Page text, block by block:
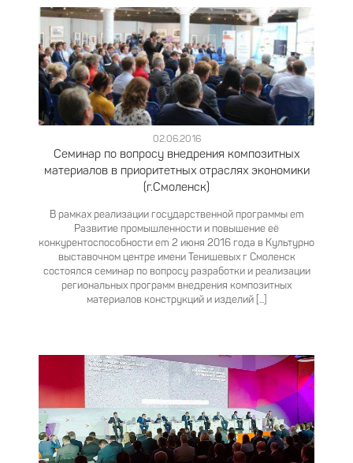
02.06.2016
Семинар по вопросу внедрения композитных
материалов в приоритетных отраслях экономики
(г.Смоленск)
В рамках реализации государственной программы em
Развитие промышленности и повышение её
конкурентоспособности em 2 июня 2016 года в Культурно
выставочном центре имени Тенишевых г Смоленск
состоялся семинар по вопросу разработки и реализации
региональных программ внедрения композитных
материалов конструкций и изделий [...]